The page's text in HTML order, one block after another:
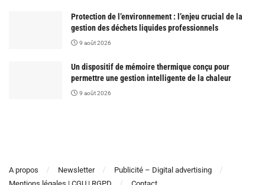
Protection de l’environnement : l’enjeu crucial de la
gestion des déchets liquides professionnels
9 août 2026
Un dispositif de mémoire thermique conçu pour
permettre une gestion intelligente de la chaleur
9 août 2026
A propos Newsletter
Publicité – Digital advertising